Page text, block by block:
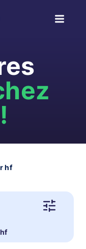
hf